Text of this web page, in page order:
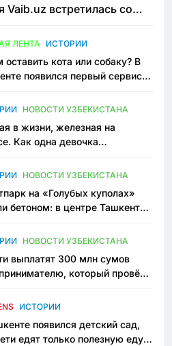
Vaib.uz встретилась со
ЛЕНТА ИСТОРИИ
оставить кота или собаку? В
появился первый сервис
НОВОСТИ УЗБЕКИСТАНА
в жизни, железная на
Как одна девочка
НОВОСТИ УЗБЕКИСТАНА
на «Голубых куполах»
бетоном: в центре Ташкента
НОВОСТИ УЗБЕКИСТАНА
выплатят 300 млн сумов
который провёл
ИСТОРИИ
появился детский сад,
едят только полезную еду.